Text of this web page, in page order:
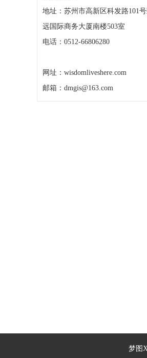
地址：苏州市高新区科发路101
远国际商务大厦南楼503室
电话：0512-66806280
网址：wisdomliveshere.com
邮箱：dmgis@163.com
梦图